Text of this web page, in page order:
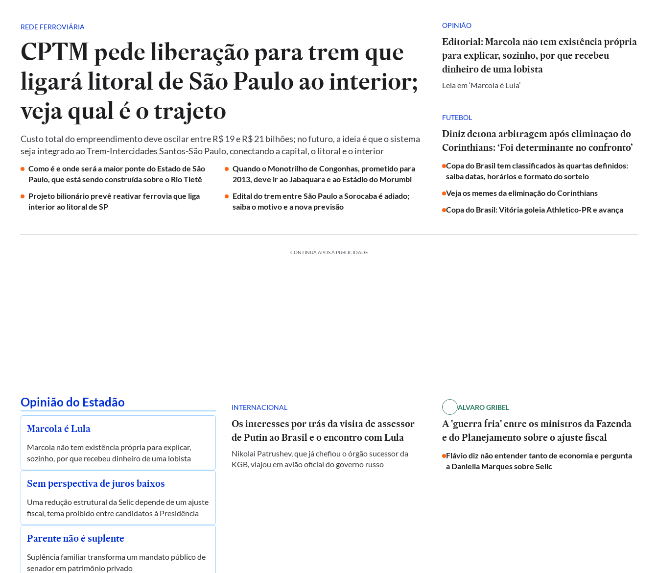
REDE FERROVIÁRIA
CPTM pede liberação para trem que
ligará litoral de São Paulo ao interior;
veja qual é o trajeto
Custo total do empreendimento deve oscilar entre R$ 19 e R$ 21 bilhões; no futuro, a ideia é que o sistema
seja integrado ao Trem-Intercidades Santos-São Paulo, conectando a capital, o litoral e o interior
Como é e onde será a maior ponte do Estado de São
Paulo, que está sendo construída sobre o Rio Tietê
Quando o Monotrilho de Congonhas, prometido para
2013, deve ir ao Jabaquara e ao Estádio do Morumbi
Projeto bilionário prevê reativar ferrovia que liga
interior ao litoral de SP
Edital do trem entre São Paulo a Sorocaba é adiado;
saiba o motivo e a nova previsão
OPINIÃO
Editorial: Marcola não tem existência própria
para explicar, sozinho, por que recebeu
dinheiro de uma lobista
Leia em ‘Marcola é Lula’
FUTEBOL
Diniz detona arbitragem após eliminação do
Corinthians: ‘Foi determinante no confronto’
Copa do Brasil tem classificados às quartas definidos:
saiba datas, horários e formato do sorteio
Veja os memes da eliminação do Corinthians
Copa do Brasil: Vitória goleia Athletico-PR e avança
CONTINUA APÓS A PUBLICIDADE
Opinião do Estadão
Marcola é Lula
Marcola não tem existência própria para explicar,
sozinho, por que recebeu dinheiro de uma lobista
Sem perspectiva de juros baixos
Uma redução estrutural da Selic depende de um ajuste
fiscal, tema proibido entre candidatos à Presidência
Parente não é suplente
Suplência familiar transforma um mandato público de
senador em patrimônio privado
INTERNACIONAL
Os interesses por trás da visita de assessor
de Putin ao Brasil e o encontro com Lula
Nikolai Patrushev, que já chefiou o órgão sucessor da
KGB, viajou em avião oficial do governo russo
ALVARO GRIBEL
A 'guerra fria' entre os ministros da Fazenda
e do Planejamento sobre o ajuste fiscal
Flávio diz não entender tanto de economia e pergunta
a Daniella Marques sobre Selic